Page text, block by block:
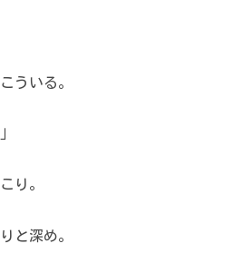
ういる。
り。
と深め。